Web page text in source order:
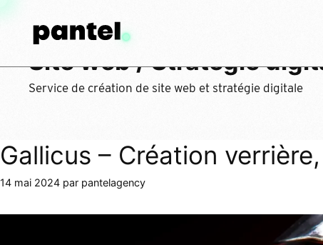
Site web / Stratégie
Service de création de site web et stratégie digitale
Gallicus – Création
14 mai 2024 par pantelagency